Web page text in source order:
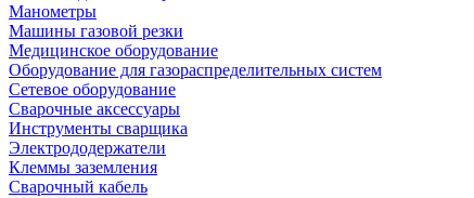
Манометры
Машины газовой резки
Медицинское оборудование
Оборудование для газораспределительных систем
Сетевое оборудование
Сварочные аксессуары
Инструменты сварщика
Электрододержатели
Клеммы заземления
Сварочный кабель